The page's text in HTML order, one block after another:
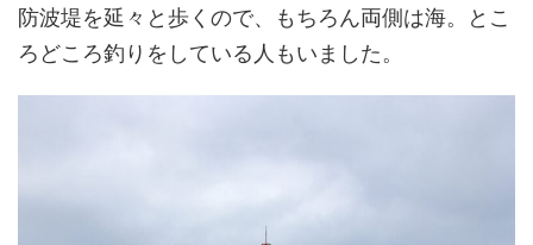
防波堤を延々と歩くので、もちろん両側は海。とこ
ろどころ釣りをしている人もいました。